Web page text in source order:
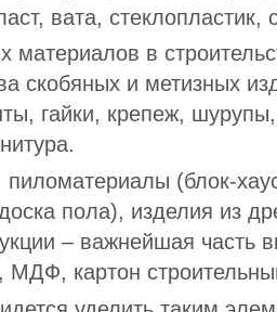
вата, стеклопластик,
материалов в
скобяных и метизных
гайки, крепеж,
(блок-
пола), изделия из
– важнейшая часть
картон